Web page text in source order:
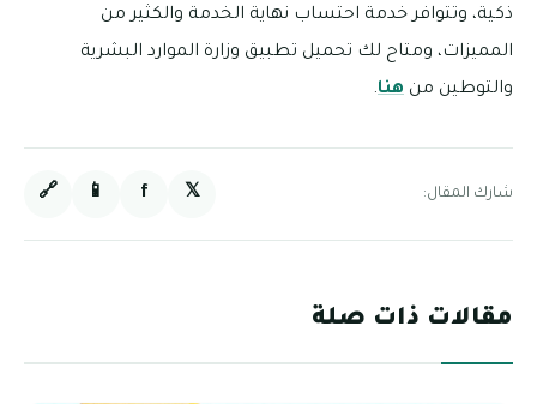
ذكية، وتتوافر خدمة احتساب نهاية الخدمة والكثير من
المميزات، ومتاح لك تحميل تطبيق وزارة الموارد البشرية
والتوطين من هنا.
شارك المقال: 𝕏
f
📱
🔗
مقالات ذات صلة